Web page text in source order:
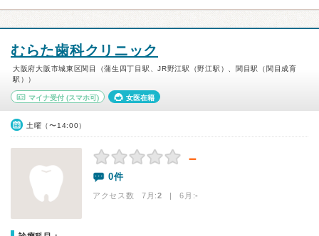
むらた歯科クリニック
大阪府大阪市城東区関目（蒲生四丁目駅、JR野江駅（野江駅）、関目駅（関目成育
駅））
マイナ受付 (スマホ可) 女医在籍
土曜（〜14:00）
－
0件
アクセス数 7月:2 | 6月:-